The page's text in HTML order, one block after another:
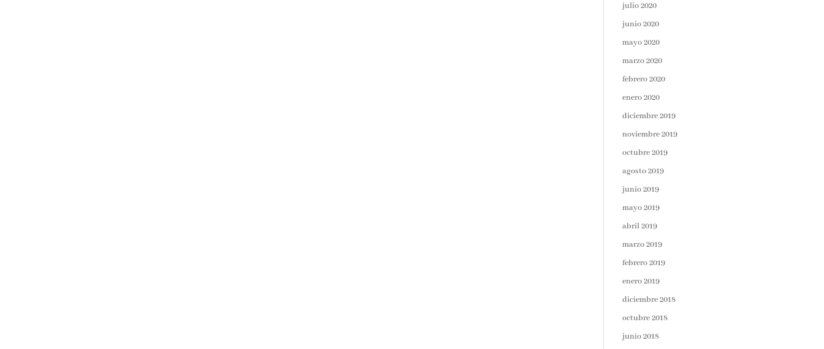
julio 2020
junio 2020
mayo 2020
marzo 2020
febrero 2020
enero 2020
diciembre 2019
noviembre 2019
octubre 2019
agosto 2019
junio 2019
mayo 2019
abril 2019
marzo 2019
febrero 2019
enero 2019
diciembre 2018
octubre 2018
junio 2018